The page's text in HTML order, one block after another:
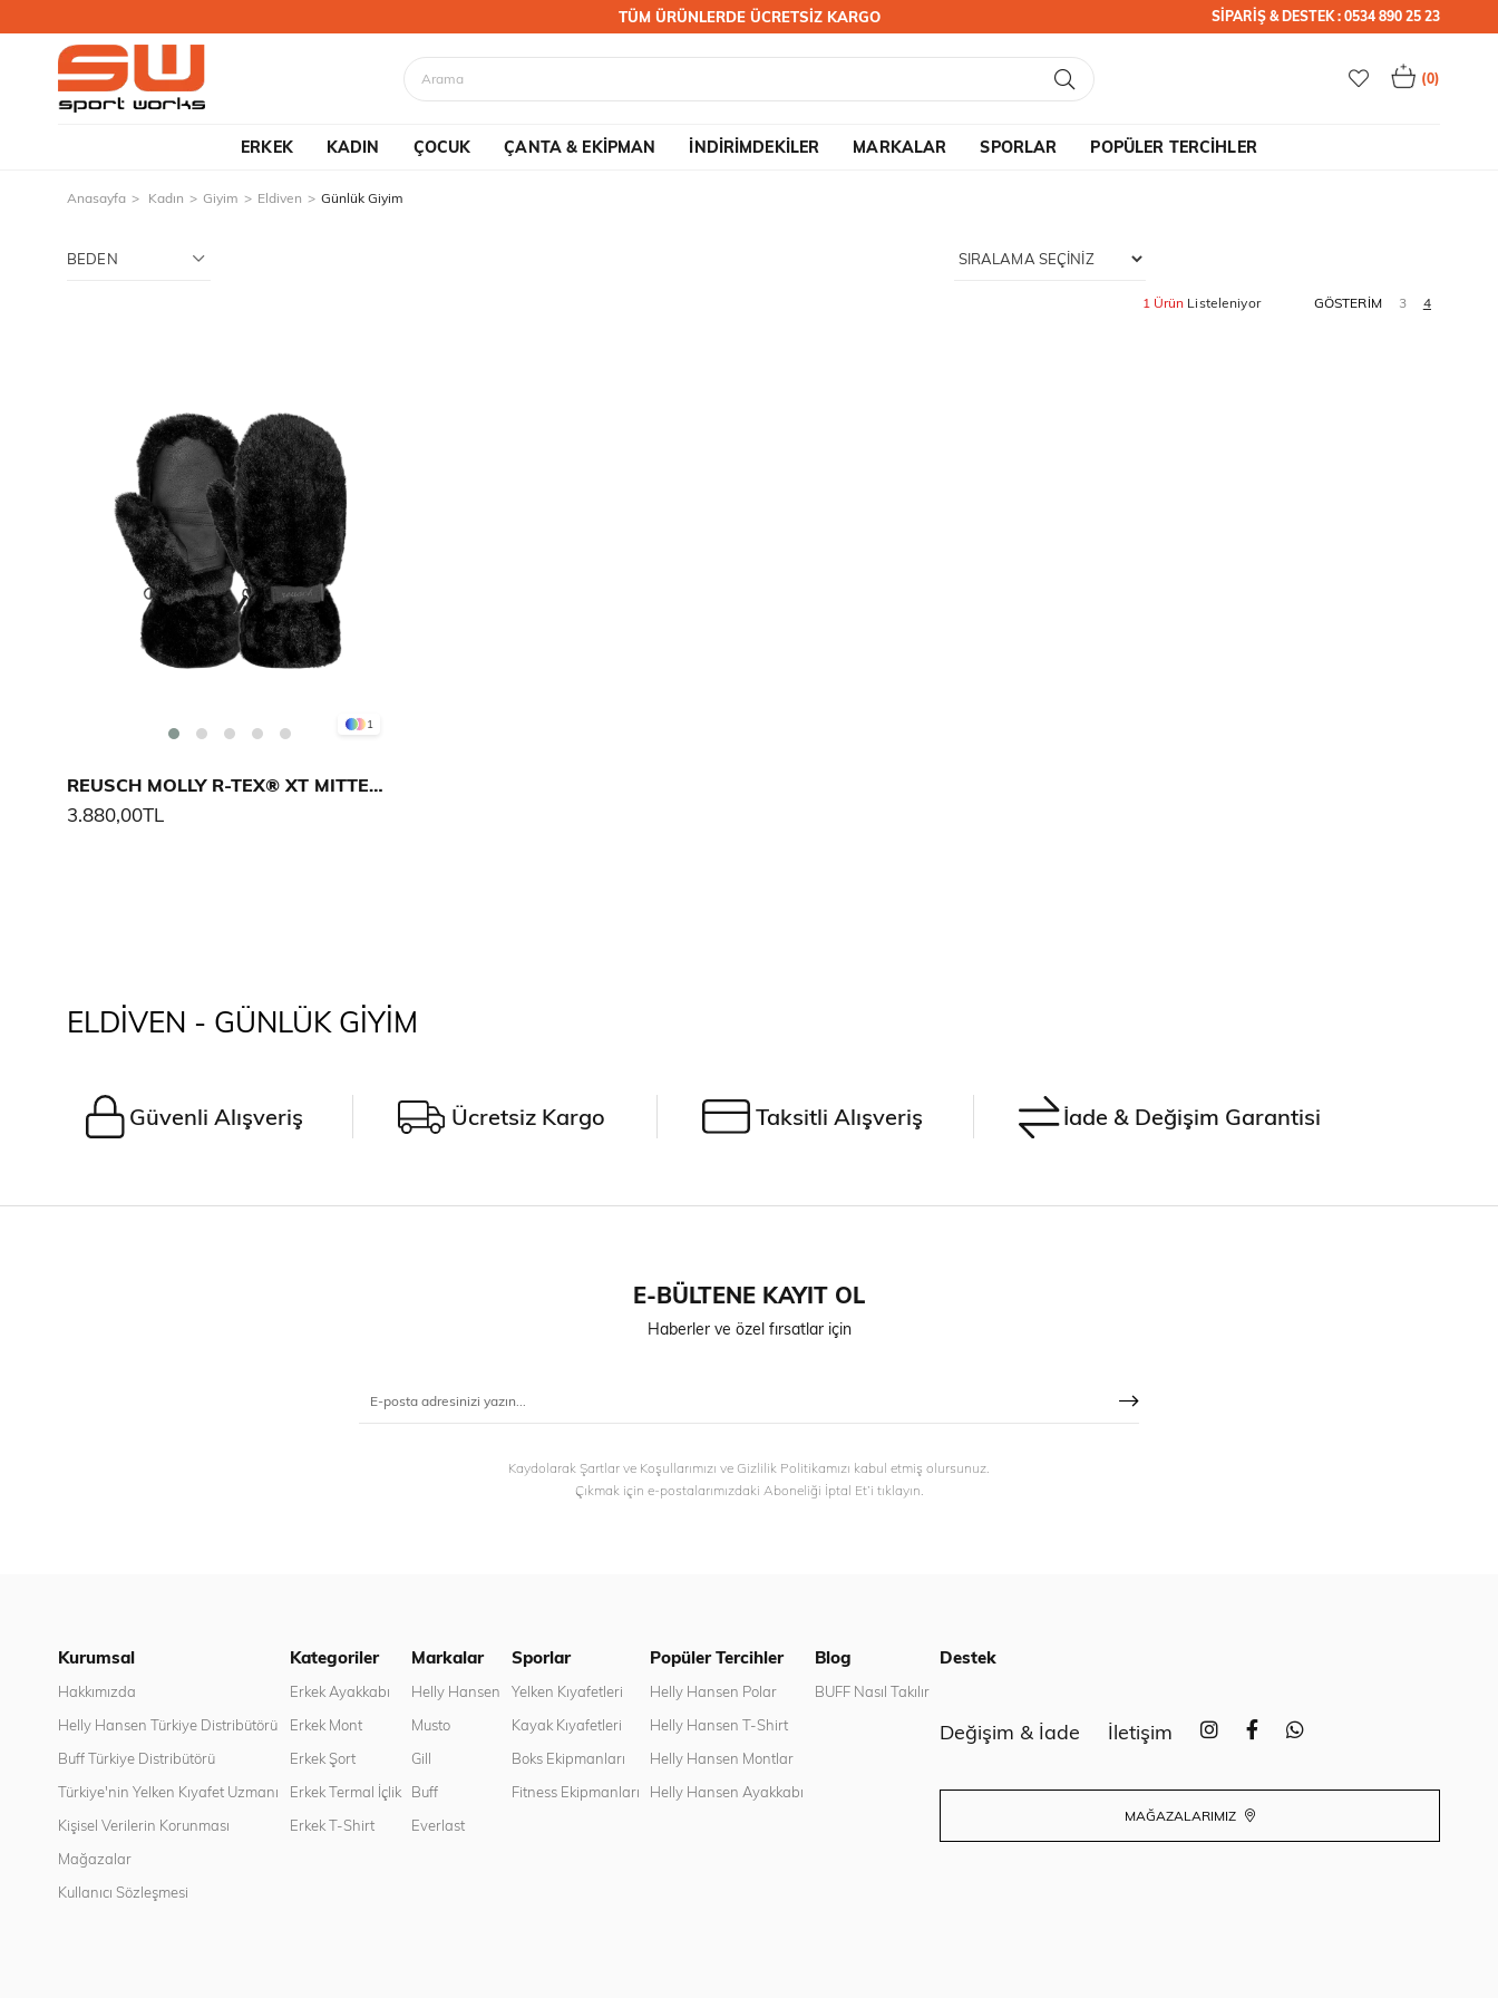
TÜM ÜRÜNLERDE ÜCRETSİZ KARGO SİPARİŞ & DESTEK : 0534 890 25 23
0
ERKEK KADIN ÇOCUK ÇANTA & EKİPMAN İNDİRİMDEKİLER MARKALAR SPORLAR POPÜLER TERCİHLER
Anasayfa Kadın Giyim Eldiven Günlük Giyim
BEDEN
1 Ürün
1
REUSCH MOLLY R-TEX® XT MITTEN KADIN ELDİVENİ
3.880,00TL
ELDİVEN - GÜNLÜK GİYİM
Güvenli Alışveriş Ücretsiz Kargo Taksitli Alışveriş İade & Değişim Garantisi
E-BÜLTENE KAYIT OL
Haberler ve özel fırsatlar için
Kaydolarak Şartlar ve Koşullarımızı ve Gizlilik Politikamızı kabul etmiş olursunuz.
Çıkmak için e-postalarımızdaki Aboneliği İptal Et’i tıklayın.
Kurumsal
Hakkımızda
Helly Hansen Türkiye Distribütörü
Buff Türkiye Distribütörü
Türkiye'nin Yelken Kıyafet Uzmanı
Kişisel Verilerin Korunması
Mağazalar
Kullanıcı Sözleşmesi
Kategoriler
Erkek Ayakkabı
Erkek Mont
Erkek Şort
Erkek Termal İçlik
Erkek T-Shirt
Markalar
Helly Hansen
Musto
Gill
Buff
Everlast
Sporlar
Yelken Kıyafetleri
Kayak Kıyafetleri
Boks Ekipmanları
Fitness Ekipmanları
Popüler Tercihler
Helly Hansen Polar
Helly Hansen T-Shirt
Helly Hansen Montlar
Helly Hansen Ayakkabı
Blog
BUFF Nasıl Takılır
Destek
Değişim & İade İletişim
MAĞAZALARIMIZ